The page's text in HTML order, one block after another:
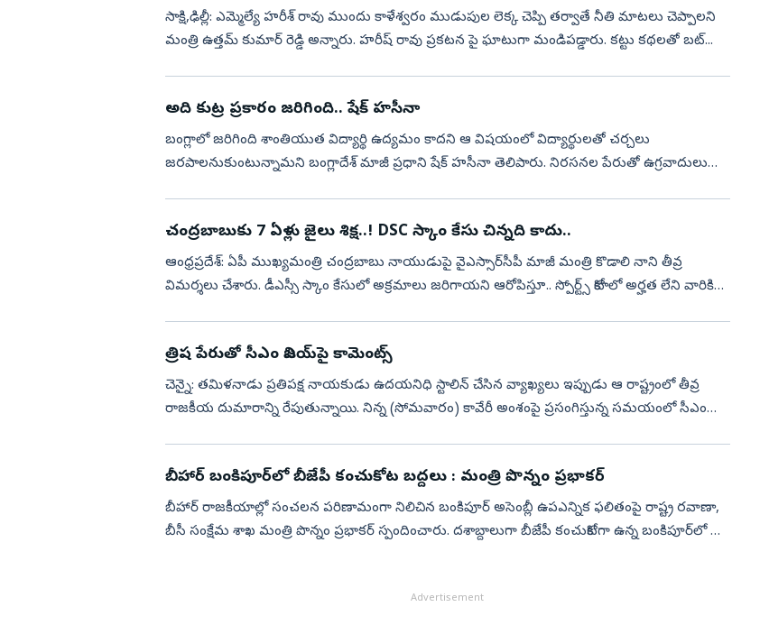
సాక్షి,ఢిల్లీ: ఎమ్మెల్యే హరీశ్‌ రావు ముందు కాళేశ్వరం ముడుపుల లెక్క చెప్పి తర్వాతే నీతి మాటలు చెప్పాలని
మంత్రి ఉత్తమ్‌ కుమార్‌ రెడ్డి అ‍న్నారు. హరీష్ రావు ప్రకటన పై ఘాటుగా మండిపడ్డారు. కట్టు కథలతో బట్...
అది కుట్ర ప్రకారం జరిగింది.. షేక్‌ హసీనా
బంగ్లాలో జరిగింది శాంతియుత విద్యార్థి ఉద్యమం కాదని ఆ విషయంలో విద్యార్థులతో చర్చలు
జరపాలనుకుంటున్నామని బంగ్లాదేశ్ మాజీ ప్రధాని షేక్ హసీనా తెలిపారు. నిరసనల పేరుతో ఉగ్రవాదులు
చంద్రబాబుకు 7 ఏళ్లు జైలు శిక్ష..! DSC స్కాం కేసు చిన్నది కాదు..
ఆంధ్రప్రదేశ్: ఏపీ ముఖ్యమంత్రి చంద్రబాబు నాయుడుపై వైఎస్సార్‌సీపీ మాజీ మంత్రి కొడాలి నాని తీవ్ర
విమర్శలు చేశారు. డీఎస్సీ స్కాం కేసులో అక్రమాలు జరిగాయని ఆరోపిస్తూ.. స్పోర్ట్స్ కోటాలో అర్హత లేని వారికి
త్రిష పేరుతో సీఎం విజయ్‌పై కామెంట్స్
చెన్నై: తమిళనాడు ప్రతిపక్ష నాయకుడు ఉదయనిధి స్టాలిన్ చేసిన వ్యాఖ్యలు ఇప్పుడు ఆ రాష్ట్రంలో తీవ్ర
రాజకీయ దుమారాన్ని రేపుతున్నాయి. నిన్న (సోమవారం) కావేరీ అంశంపై ప్రసంగిస్తున్న సమయంలో సీఎం
బీహార్ బంకిపూర్‌లో బీజేపీ కంచుకోట బద్దలు : మంత్రి పొన్నం ప్రభాకర్
బీహార్ రాజకీయాల్లో సంచలన పరిణామంగా నిలిచిన బంకిపూర్ అసెంబ్లీ ఉపఎన్నిక ఫలితంపై రాష్ట్ర రవాణా,
బీసీ సంక్షేమ శాఖ మంత్రి పొన్నం ప్రభాకర్ స్పందించారు. దశాబ్దాలుగా బీజేపీ కంచుకోటగా ఉన్న బంకిపూర్‌లో ఆ
Advertisement